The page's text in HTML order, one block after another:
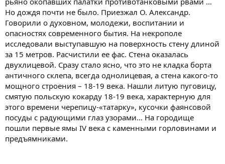
Но дождя почти не было. Приезжал О. Александр.
Говорили о духовном, молодежи, воспитании и
опасностях современного бытия. На некрополе
исследовали выступавшую на поверхность стену длиной
за 15 метров. Расчистили ее фас. Стена оказалась
двухлицевой. Сразу стало ясно, что это не кладка борта
античного склепа, всегда однолицевая, а стена какого-то
мощного строения – 18-19 века. Нашли литую пуговицу,
смятую польскую кокарду 18-19 века, характерную для
этого времени черепицу-«татарку», кусочки фаянсовой
посуды с радующими глаз узорами… На городище
пошли первые ямы IV века с каменными горловинами и
предъямниками.